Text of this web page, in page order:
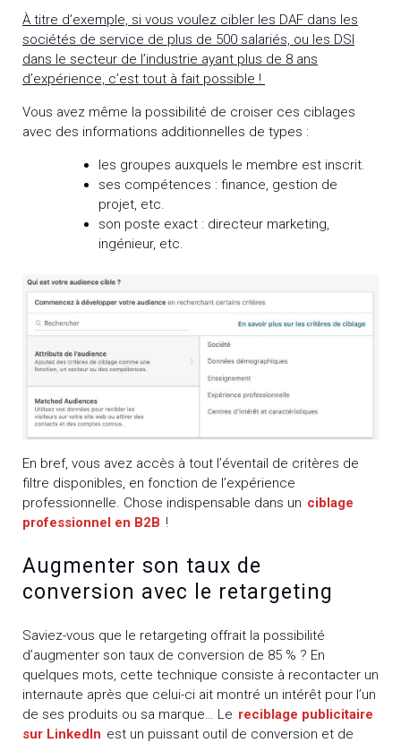
À titre d’exemple, si vous voulez cibler les DAF dans les
sociétés de service de plus de 500 salariés, ou les DSI
dans le secteur de l’industrie ayant plus de 8 ans
d’expérience, c’est tout à fait possible !
Vous avez même la possibilité de croiser ces ciblages
avec des informations additionnelles de types :
les groupes auxquels le membre est inscrit.
ses compétences : finance, gestion de
projet, etc.
son poste exact : directeur marketing,
ingénieur, etc.
En bref, vous avez accès à tout l’éventail de critères de
filtre disponibles, en fonction de l’expérience
professionnelle. Chose indispensable dans un ciblage
professionnel en B2B !
Augmenter son taux de
conversion avec le retargeting
Saviez-vous que le retargeting offrait la possibilité
d’augmenter son taux de conversion de 85 % ? En
quelques mots, cette technique consiste à recontacter un
internaute après que celui-ci ait montré un intérêt pour l’un
de ses produits ou sa marque… Le reciblage publicitaire
sur LinkedIn est un puissant outil de conversion et de